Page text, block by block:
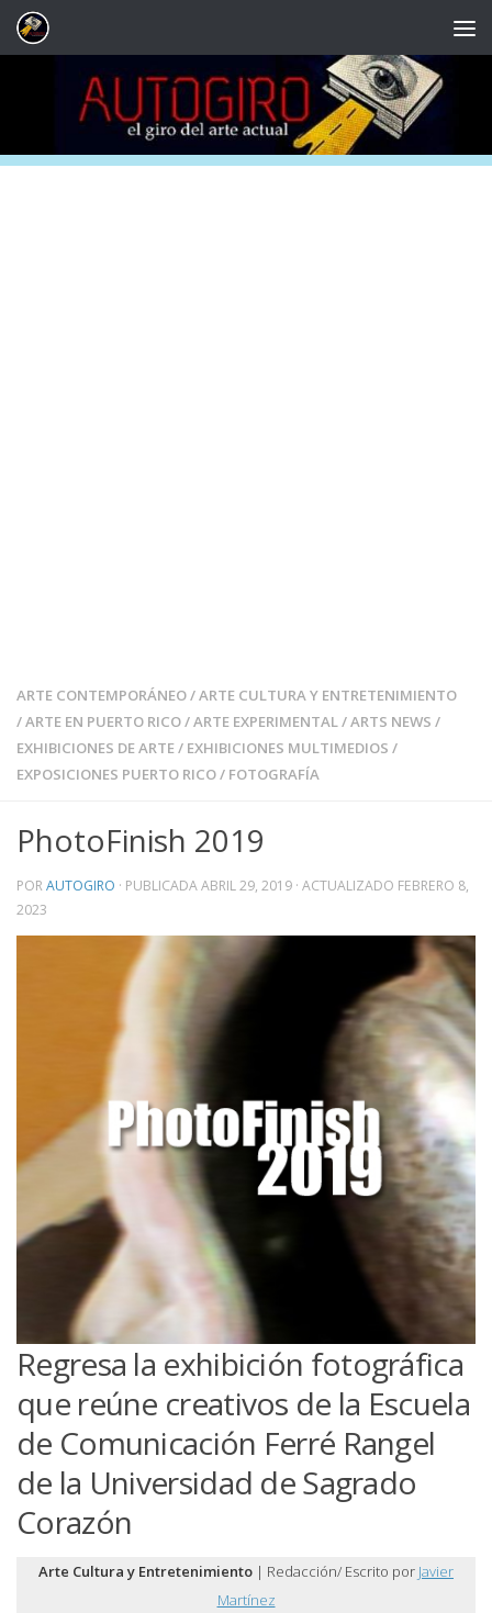
Saltar al contenido
ARTE CONTEMPORÁNEO/ARTE CULTURA Y ENTRETENIMIENTO
/ARTE EN PUERTO RICO/ARTE EXPERIMENTAL/ARTS NEWS /
EXHIBICIONES DE ARTE/ EXHIBICIONES MULTIMEDIOS /
EXPOSICIONES PUERTO RICO/ FOTOGRAFÍA
PhotoFinish 2019
PORAUTOGIRO · PUBLICADAABRIL 29, 2019 · ACTUALIZADO FEBRERO 8,
2023
Regresa la exhibición fotográfica
que reúne creativos de la Escuela
de Comunicación Ferré Rangel
de la Universidad de Sagrado
Corazón
Arte Cultura y Entretenimiento | Redacción/ Escrito por Javier
Martínez